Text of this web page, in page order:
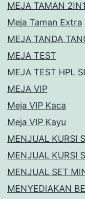
MEJA TAMAN 2IN1
Meja Taman Extra
MEJA TANDA
MEJA TEST
MEJA TEST HPL
MEJA VIP
Meja VIP Kaca
Meja VIP Kayu
MENJUAL KURSI
MENJUAL KURSI
MENJUAL SET
MENYEDIAKAN